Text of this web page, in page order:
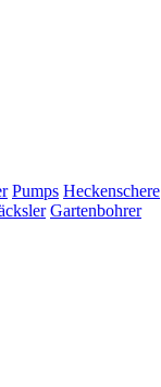
Pumps Heckenschere
Gartenbohrer